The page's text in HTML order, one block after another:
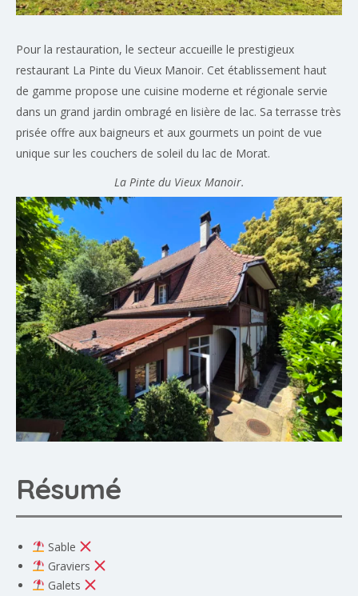
Pour la restauration, le secteur accueille le prestigieux
restaurant La Pinte du Vieux Manoir. Cet établissement haut
de gamme propose une cuisine moderne et régionale servie
dans un grand jardin ombragé en lisière de lac. Sa terrasse très
prisée offre aux baigneurs et aux gourmets un point de vue
unique sur les couchers de soleil du lac de Morat.
La Pinte du Vieux Manoir.
Résumé
Sable
Graviers
Galets